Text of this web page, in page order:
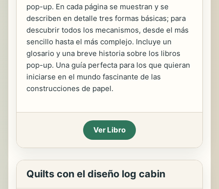
pop-up. En cada página se muestran y se
describen en detalle tres formas básicas; para
descubrir todos los mecanismos, desde el más
sencillo hasta el más complejo. Incluye un
glosario y una breve historia sobre los libros
pop-up. Una guía perfecta para los que quieran
iniciarse en el mundo fascinante de las
construcciones de papel.
Ver Libro
Quilts con el diseño log cabin